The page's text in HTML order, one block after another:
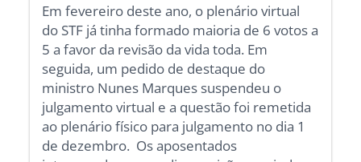
Em fevereiro deste ano, o plenário virtual
do STF já tinha formado maioria de 6 votos a
5 a favor da revisão da vida toda. Em
seguida, um pedido de destaque do
ministro Nunes Marques suspendeu o
julgamento virtual e a questão foi remetida
ao plenário físico para julgamento no dia 1
de dezembro. Os aposentados